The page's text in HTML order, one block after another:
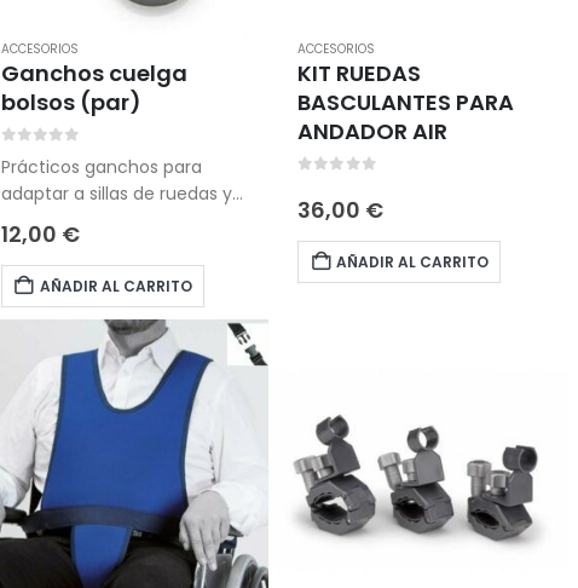
ACCESORIOS
Ganchos cuelga
bolsos (par)
Prácticos ganchos para
adaptar a sillas de ruedas y
poder colgar bolsos y bolsas
de la compra de hasta 6 kg
de peso.
12,00 €
AÑADIR AL CARRITO
ACCESORIOS
KIT RUEDAS
BASCULANTES PARA
ANDADOR AIR
36,00 €
AÑADIR AL CARRITO